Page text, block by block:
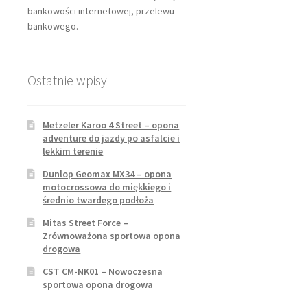
bankowości internetowej, przelewu
bankowego.
Ostatnie wpisy
Metzeler Karoo 4 Street – opona
adventure do jazdy po asfalcie i
lekkim terenie
Dunlop Geomax MX34 – opona
motocrossowa do miękkiego i
średnio twardego podłoża
Mitas Street Force –
Zrównoważona sportowa opona
drogowa
CST CM-NK01 – Nowoczesna
sportowa opona drogowa